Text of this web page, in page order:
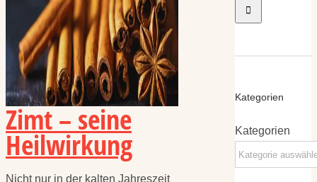
Zimt – seine
Heilwirkung
Nicht nur in der kalten Jahreszeit
Kategorien
Kategorien